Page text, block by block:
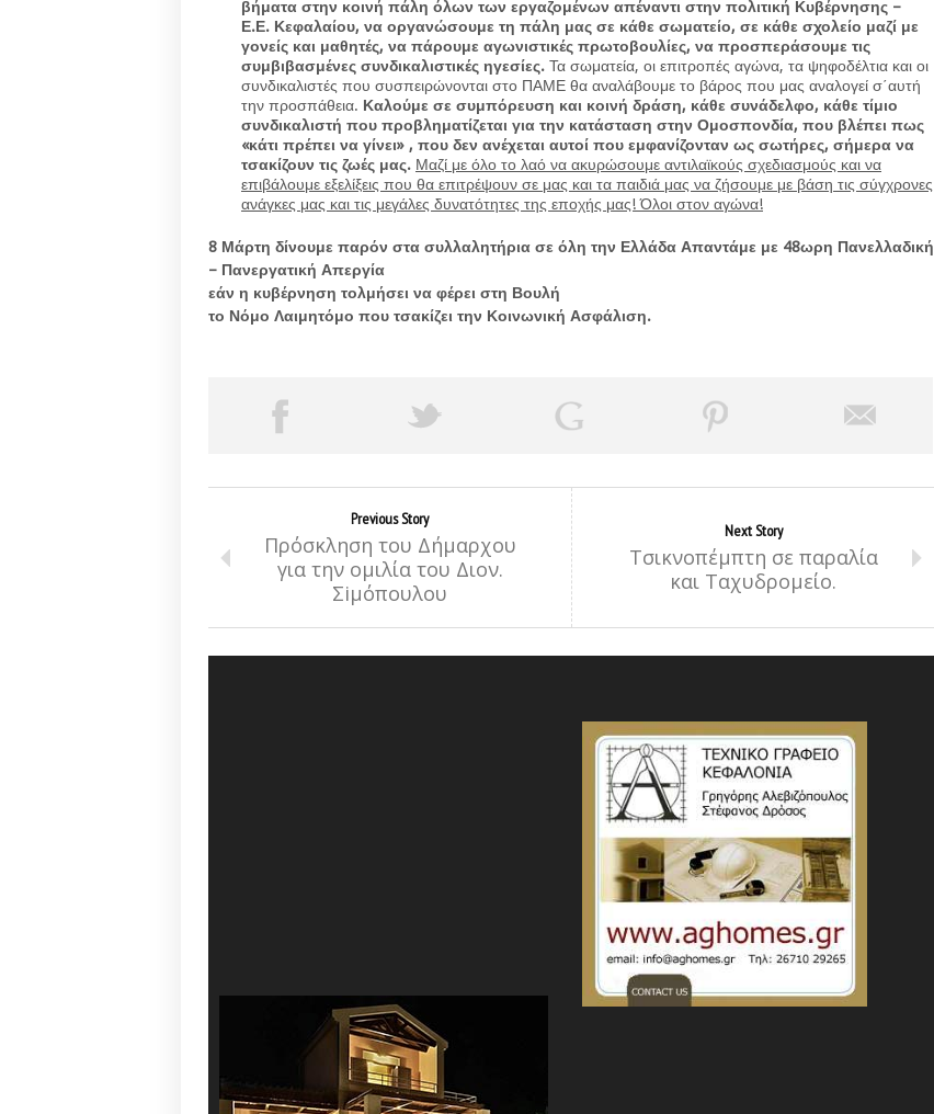
βήματα στην κοινή πάλη όλων των εργαζομένων απέναντι στην πολιτική Κυβέρνησης –
Ε.Ε.­ Κεφαλαίου, να οργανώσουμε τη πάλη μας σε κάθε σωματείο, σε κάθε σχολείο μαζί με
γονείς και μαθητές, να πάρουμε αγωνιστικές πρωτοβουλίες, να προσπεράσουμε τις
συμβιβασμένες συνδικαλιστικές ηγεσίες. Τα σωματεία, οι επιτροπές αγώνα, τα ψηφοδέλτια και οι
συνδικαλιστές που συσπειρώνονται στο ΠΑΜΕ θα αναλάβουμε το βάρος που μας αναλογεί σ΄αυτή
την προσπάθεια. Καλούμε σε συμπόρευση και κοινή δράση, κάθε συνάδελφο, κάθε τίμιο
συνδικαλιστή που προβληματίζεται για την κατάσταση στην Ομοσπονδία, που βλέπει πως
«κάτι πρέπει να γίνει» , που δεν ανέχεται αυτοί που εμφανίζονταν ως σωτήρες, σήμερα να
τσακίζουν τις ζωές μας. Μαζί με όλο το λαό να ακυρώσουμε αντιλαϊκούς σχεδιασμούς και να
επιβάλουμε εξελίξεις που θα επιτρέψουν σε μας και τα παιδιά μας να ζήσουμε με βάση τις σύγχρονες
ανάγκες μας και τις μεγάλες δυνατότητες της εποχής μας! Όλοι στον αγώνα!
8 Μάρτη δίνουμε παρόν στα συλλαλητήρια σε όλη την Ελλάδα Απαντάμε με 48ωρη Πανελλαδική
– Πανεργατική Απεργία
εάν η κυβέρνηση τολμήσει να φέρει στη Βουλή
το Νόμο Λαιμητόμο που τσακίζει την Κοινωνική Ασφάλιση.
Previous Story
Πρόσκληση του Δήμαρχου
για την ομιλία του Διον.
Σiμόπουλου
Next Story
Τσικνοπέμπτη σε παραλία
και Ταχυδρομείο.